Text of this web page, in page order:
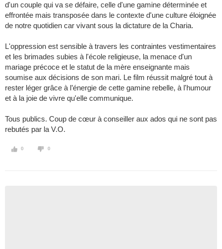
d'un couple qui va se défaire, celle d'une gamine déterminée et
effrontée mais transposée dans le contexte d'une culture éloignée
de notre quotidien car vivant sous la dictature de la Charia.
L'oppression est sensible à travers les contraintes vestimentaires
et les brimades subies à l'école religieuse, la menace d'un
mariage précoce et le statut de la mère enseignante mais
soumise aux décisions de son mari. Le film réussit malgré tout à
rester léger grâce à l’énergie de cette gamine rebelle, à l'humour
et à la joie de vivre qu'elle communique.
Tous publics. Coup de cœur à conseiller aux ados qui ne sont pas
rebutés par la V.O.
0 0